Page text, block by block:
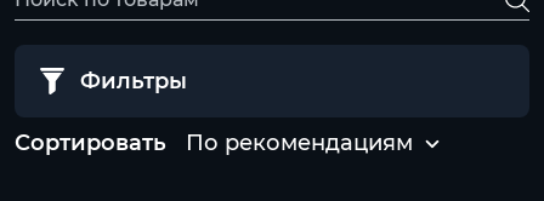
Фильтры
Сортировать По рекомендациям